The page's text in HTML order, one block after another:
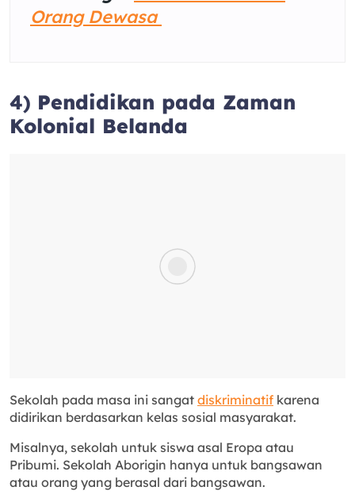
Orang Dewasa
4) Pendidikan pada Zaman
Kolonial Belanda
Sekolah pada masa ini sangat diskriminatif karena
didirikan berdasarkan kelas sosial masyarakat.
Misalnya, sekolah untuk siswa asal Eropa atau
Pribumi. Sekolah Aborigin hanya untuk bangsawan
atau orang yang berasal dari bangsawan.